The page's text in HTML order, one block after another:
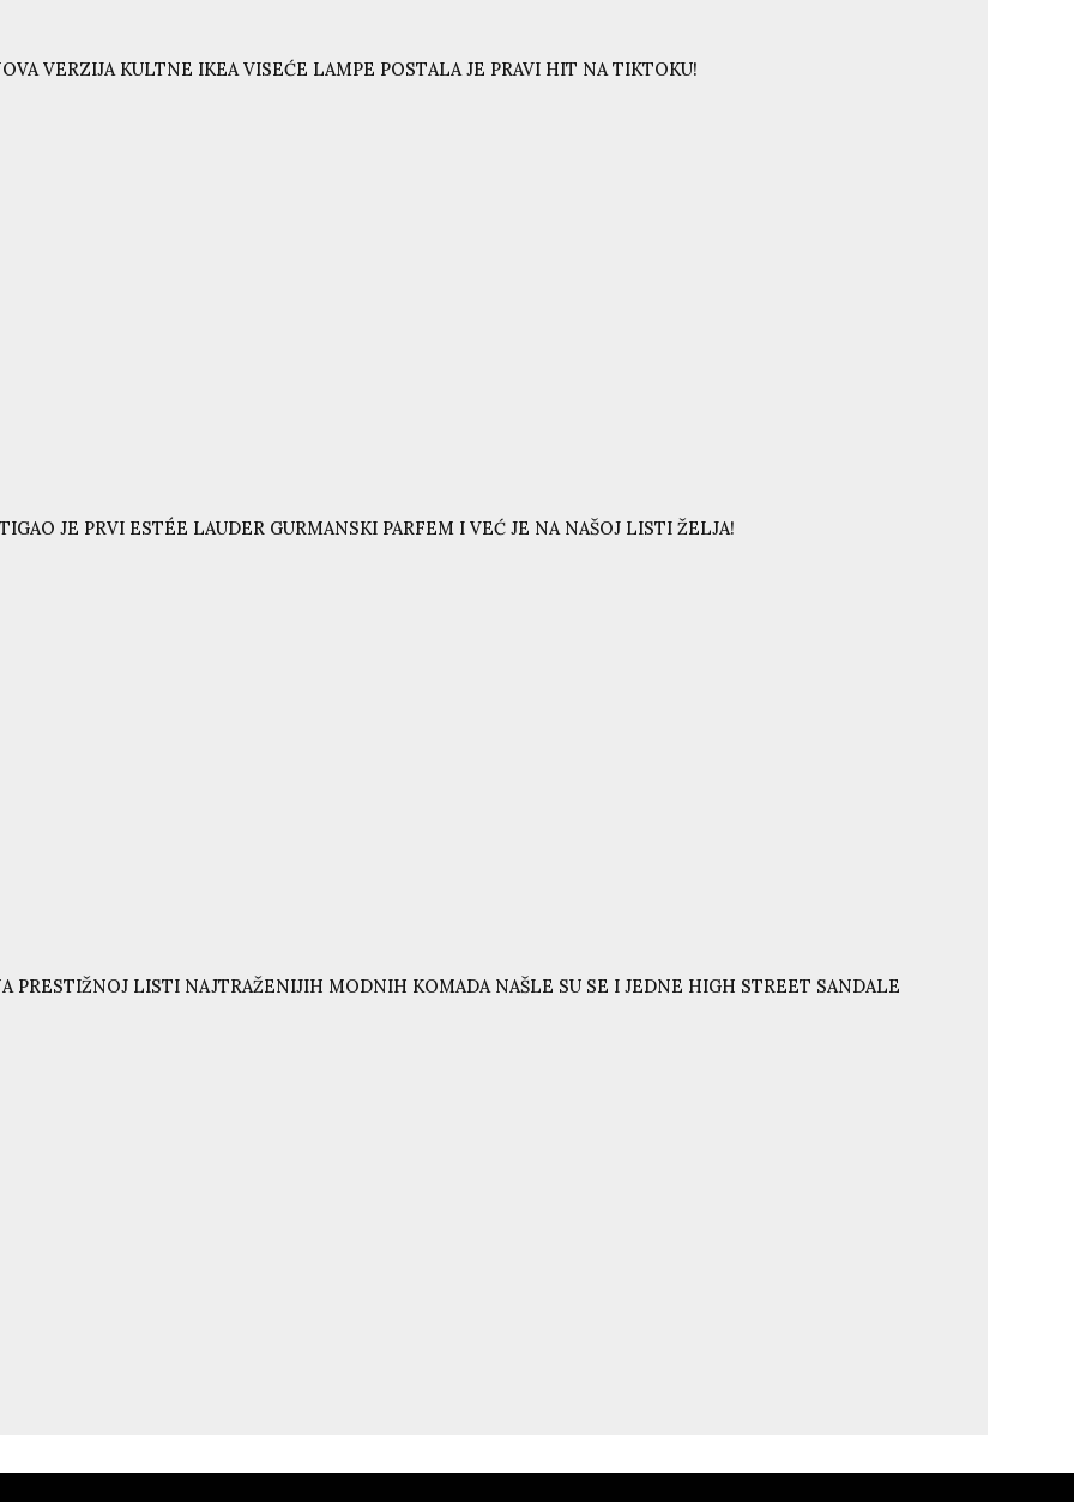
VERZIJA KULTNE IKEA VISEĆE LAMPE POSTALA JE PRAVI HIT NA TIKTOKU!
JE PRVI ESTÉE LAUDER GURMANSKI PARFEM I VEĆ JE NA NAŠOJ LISTI ŽELJA!
PRESTIŽNOJ LISTI NAJTRAŽENIJIH MODNIH KOMADA NAŠLE SU SE I JEDNE HIGH STREET SANDALE